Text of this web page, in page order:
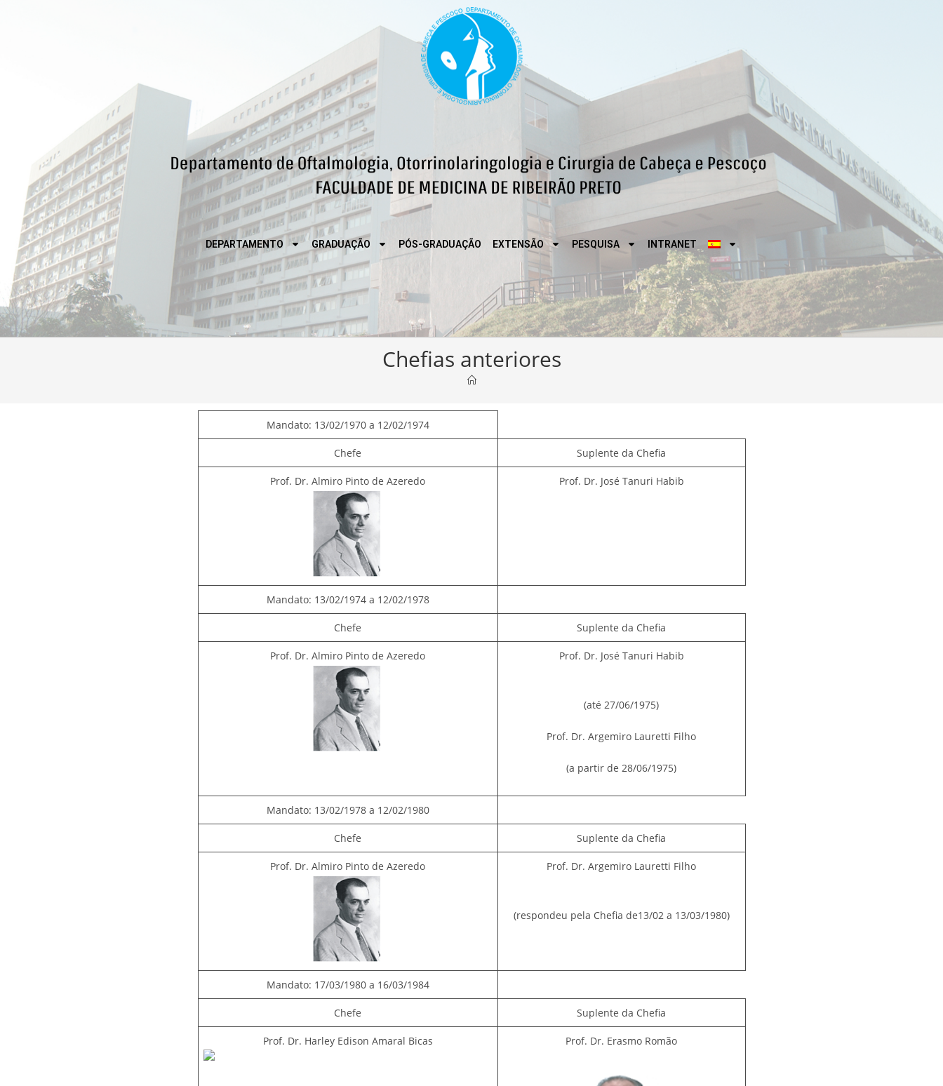
DEPARTAMENTO GRADUAÇÃO PÓS-GRADUAÇÃO EXTENSÃO PESQUISA INTRANET
Chefias anteriores
Mandato: 13/02/1970 a 12/02/1974
Chefe Suplente da Chefia
Prof. Dr. Almiro Pinto de Azeredo Prof. Dr. José Tanuri Habib
Mandato: 13/02/1974 a 12/02/1978
Chefe Suplente da Chefia
Prof. Dr. Almiro Pinto de Azeredo Prof. Dr. José Tanuri Habib
(até 27/06/1975)
Prof. Dr. Argemiro Lauretti Filho
(a partir de 28/06/1975)
Mandato: 13/02/1978 a 12/02/1980
Chefe Suplente da Chefia
Prof. Dr. Almiro Pinto de Azeredo Prof. Dr. Argemiro Lauretti Filho
(respondeu pela Chefia de13/02 a 13/03/1980)
Mandato: 17/03/1980 a 16/03/1984
Chefe Suplente da Chefia
Prof. Dr. Harley Edison Amaral Bicas Prof. Dr. Erasmo Romão